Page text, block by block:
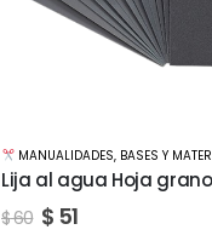
MANUALIDADES, BASES Y
Lija al agua Hoja
$60 $ 51